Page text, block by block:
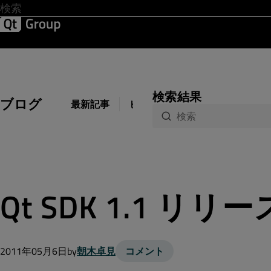
ブログ 最新記事 ビジネス 開発
検索結果
Qt SDK 1.1 リリー
2011年05月6日by朝木卓見 コメント